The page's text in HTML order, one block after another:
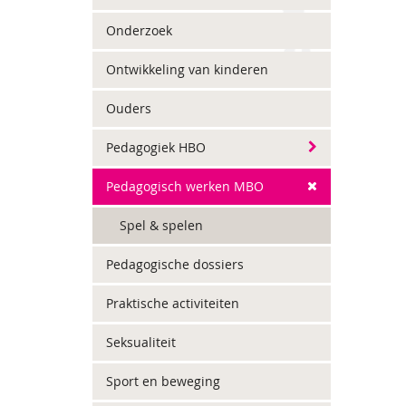
Onderzoek
Ontwikkeling van kinderen
Ouders
Pedagogiek HBO
Pedagogisch werken MBO
Spel & spelen
Pedagogische dossiers
Praktische activiteiten
Seksualiteit
Sport en beweging